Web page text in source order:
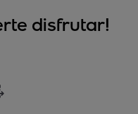
disfrutar!